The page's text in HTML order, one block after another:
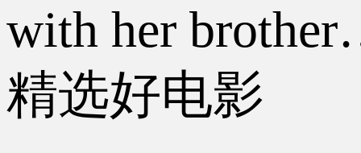
with her
精选好电影